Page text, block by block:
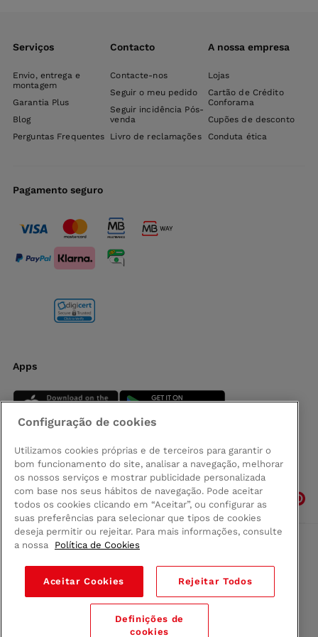
Serviços
Envio, entrega e
montagem
Garantia Plus
Blog
Perguntas Frequentes
Contacto
Contacte-nos
Seguir o meu pedido
Seguir incidência Pós-
venda
Livro de reclamações
A nossa empresa
Lojas
Cartão de Crédito
Conforama
Cupões de desconto
Conduta ética
Pagamento seguro
Apps
Siga-nos
Comprar na Madeira
Política de privacidad
Termos e Condições
Configuração de cookies
Utilizamos cookies próprias e de terceiros para garantir o
bom funcionamento do site, analisar a navegação, melhorar
os nossos serviços e mostrar publicidade personalizada
com base nos seus hábitos de navegação. Pode aceitar
todos os cookies clicando em “Aceitar”, ou configurar as
suas preferências para selecionar que tipos de cookies
deseja permitir ou rejeitar. Para mais informações, consulte
a nossa
Política de Cookies
Aceitar Cookies Rejeitar Todos
Definições de
cookies